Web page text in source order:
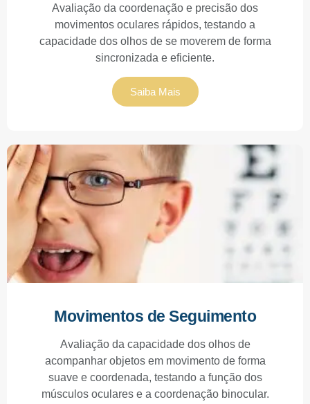
Avaliação da coordenação e precisão dos
movimentos oculares rápidos, testando a
capacidade dos olhos de se moverem de forma
sincronizada e eficiente.
Saiba Mais
Movimentos de Seguimento
Avaliação da capacidade dos olhos de
acompanhar objetos em movimento de forma
suave e coordenada, testando a função dos
músculos oculares e a coordenação binocular.